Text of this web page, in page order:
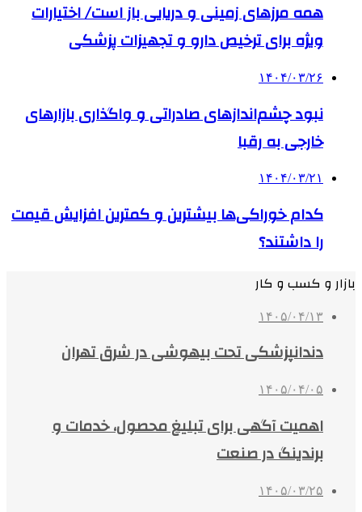
همه مرزهای زمینی و دریایی باز است/ اختیارات
ویژه برای ترخیص دارو و تجهیزات پزشکی
۱۴۰۴/۰۳/۲۶
نبود چشم‌اندازهای صادراتی و واگذاری بازارهای
خارجی به رقبا
۱۴۰۴/۰۳/۲۱
کدام خوراکی‌ها بیشترین و کمترین افزایش قیمت
را داشتند؟
بازار و کسب و کار
۱۴۰۵/۰۴/۱۳
دندانپزشکی تحت بیهوشی در شرق تهران
۱۴۰۵/۰۴/۰۵
اهمیت آگهی برای تبلیغ محصول، خدمات و
برندینگ در صنعت
۱۴۰۵/۰۳/۲۵